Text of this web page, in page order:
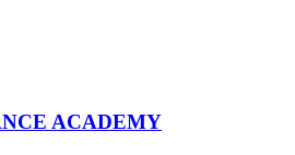
ACADEMY